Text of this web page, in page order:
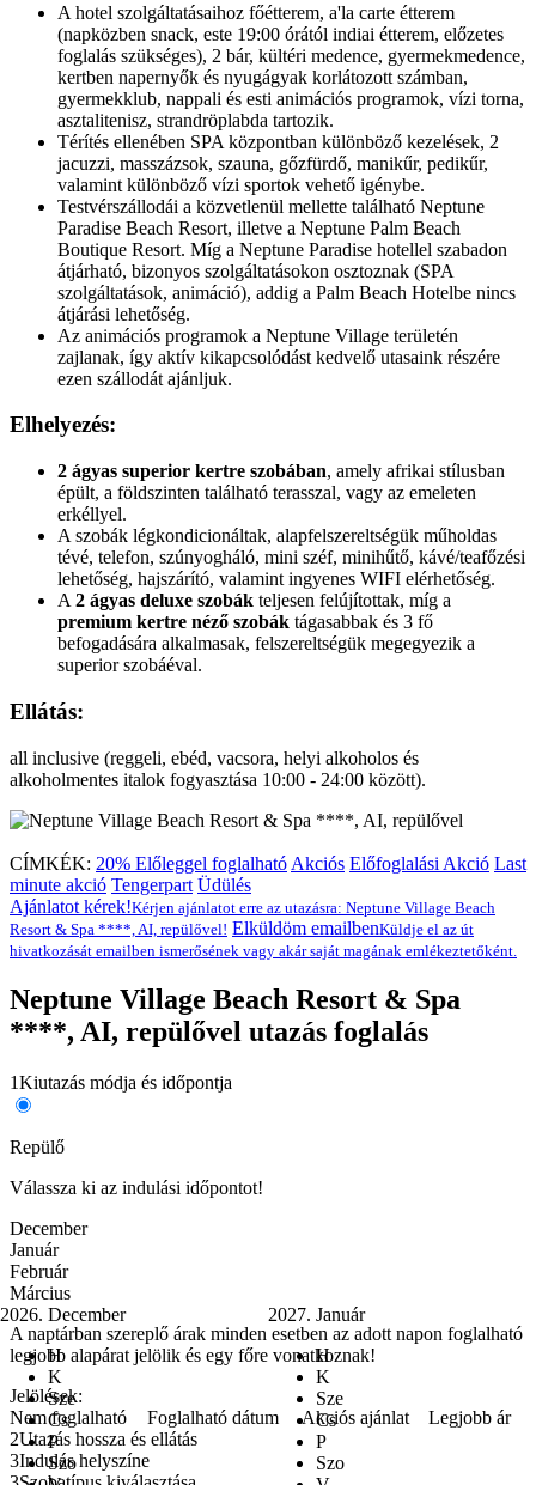
A hotel szolgáltatásaihoz főétterem, a'la carte étterem
(napközben snack, este 19:00 órától indiai étterem, előzetes
foglalás szükséges), 2 bár, kültéri medence, gyermekmedence,
kertben napernyők és nyugágyak korlátozott számban,
gyermekklub, nappali és esti animációs programok, vízi torna,
asztalitenisz, strandröplabda tartozik.
Térítés ellenében SPA központban különböző kezelések, 2
jacuzzi, masszázsok, szauna, gőzfürdő, manikűr, pedikűr,
valamint különböző vízi sportok vehető igénybe.
Testvérszállodái a közvetlenül mellette található Neptune
Paradise Beach Resort, illetve a Neptune Palm Beach
Boutique Resort. Míg a Neptune Paradise hotellel szabadon
átjárható, bizonyos szolgáltatásokon osztoznak (SPA
szolgáltatások, animáció), addig a Palm Beach Hotelbe nincs
átjárási lehetőség.
Az animációs programok a Neptune Village területén
zajlanak, így aktív kikapcsolódást kedvelő utasaink részére
ezen szállodát ajánljuk.
Elhelyezés:
2 ágyas superior kertre szobában, amely afrikai stílusban
épült, a földszinten található terasszal, vagy az emeleten
erkéllyel.
A szobák légkondicionáltak, alapfelszereltségük műholdas
tévé, telefon, szúnyogháló, mini széf, minihűtő, kávé/teafőzési
lehetőség, hajszárító, valamint ingyenes WIFI elérhetőség.
A 2 ágyas deluxe szobák teljesen felújítottak, míg a
premium kertre néző szobák tágasabbak és 3 fő
befogadására alkalmasak, felszereltségük megegyezik a
superior szobáéval.
Ellátás:
all inclusive (reggeli, ebéd, vacsora, helyi alkoholos és
alkoholmentes italok fogyasztása 10:00 - 24:00 között).
CÍMKÉK: 20% Előleggel foglalható Akciós Előfoglalási Akció Last
minute akció Tengerpart Üdülés
Ajánlatot kérek!Kérjen ajánlatot erre az utazásra: Neptune Village Beach
Resort & Spa ****, AI, repülővel! Elküldöm emailbenKüldje el az út
hivatkozását emailben ismerősének vagy akár saját magának emlékeztetőként.
Neptune Village Beach Resort & Spa
****, AI, repülővel utazás foglalás
1Kiutazás módja és időpontja
Repülő
Válassza ki az indulási időpontot!
December
Január
Február
Március
2026. December
H
K
Sze
Cs
P
Szo
2027. Január
H
K
Sze
Cs
P
Szo
A naptárban szereplő árak minden esetben az adott napon foglalható
legjobb alapárat jelölik és egy főre vonatkoznak!
Jelölések:
Nem foglalható
Foglalható dátum Akciós ajánlat
Legjobb ár
2Utazás hossza és ellátás
3Indulás helyszíne